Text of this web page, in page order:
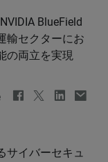
BlueField
輸セクターにお
の両立を実現
サイバーセキュ